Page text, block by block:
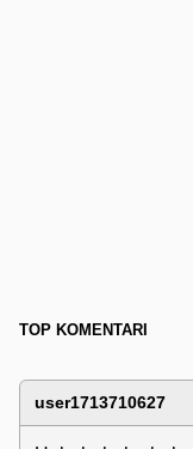
TOP KOMENTARI
user1713710627